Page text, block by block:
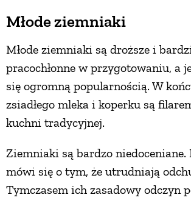
Młode ziemniaki
Młode ziemniaki są droższe i
pracochłonne w przygotowaniu, a
się ogromną popularnością. W
zsiadłego mleka i koperku są
kuchni tradycyjnej.
Ziemniaki są bardzo niedoceniane.
mówi się o tym, że utrudniają
Tymczasem ich zasadowy odczyn